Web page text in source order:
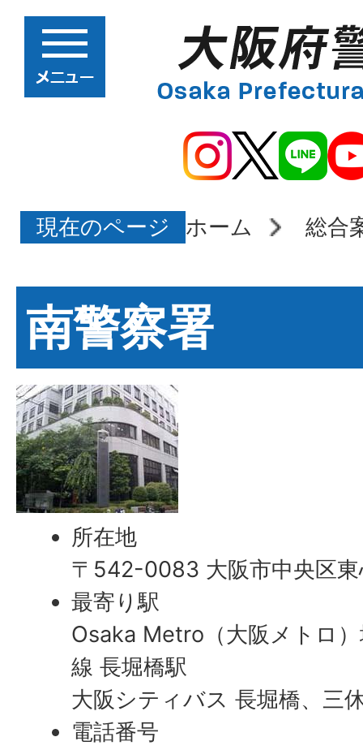
現在のページ ホーム 総合
南警察署
所在地
〒542-0083 大阪市中央区
最寄り駅
Osaka Metro（大阪メトロ
線 長堀橋駅
大阪シティバス 長堀橋、三
電話番号